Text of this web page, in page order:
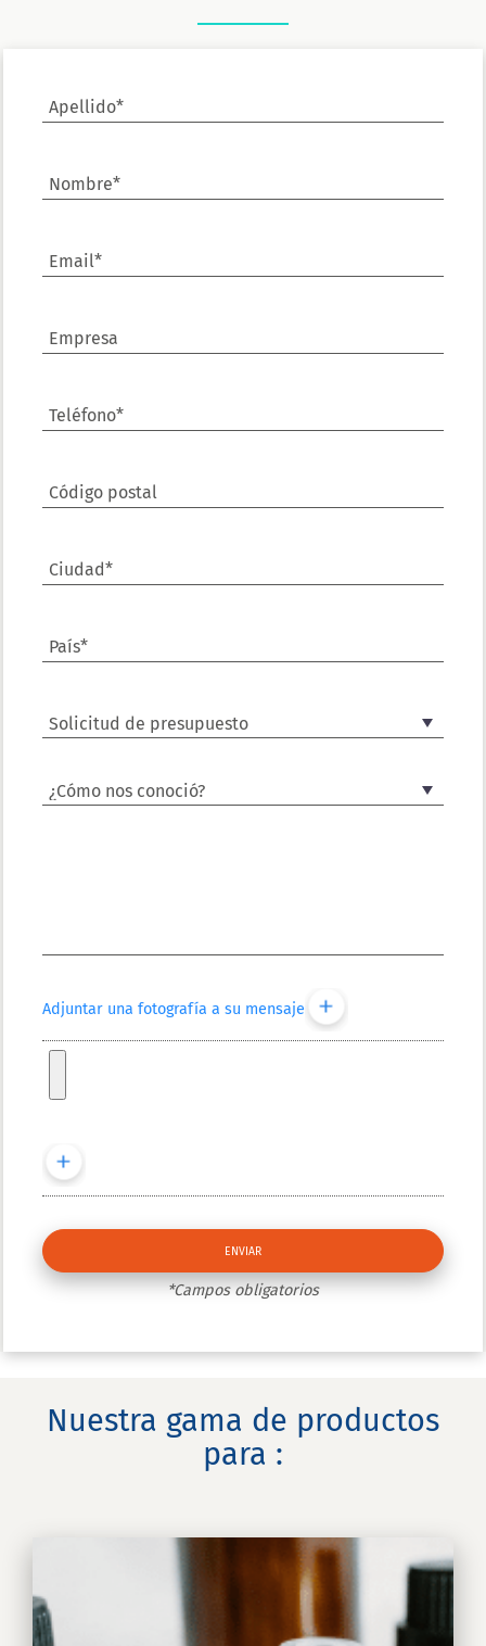
Apellido*
Nombre*
Email*
Empresa
Teléfono*
Código postal
Ciudad*
País*
Adjuntar una fotografía a su mensaje
*Campos obligatorios
Nuestra gama de productos
para :